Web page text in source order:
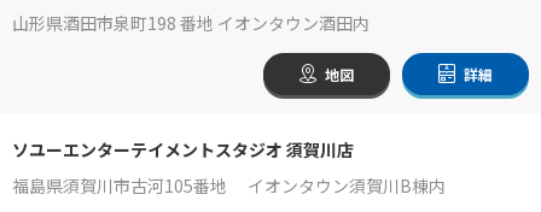
山形県酒田市泉町198 番地 イオンタウン酒田内
地図 詳細
ソユーエンターテイメントスタジオ 須賀川店
福島県須賀川市古河105番地 イオンタウン須賀川B棟内